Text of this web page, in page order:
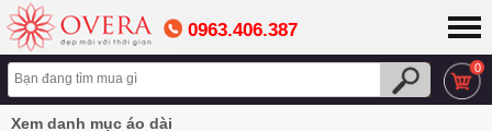
0963.406.387
0
Xem danh mục áo dài